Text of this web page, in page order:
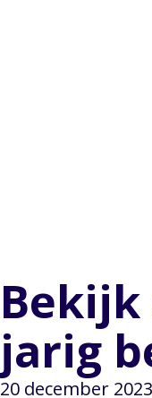
jarig
20 december 2023